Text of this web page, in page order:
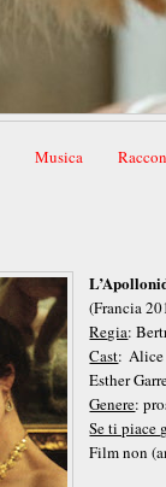
Musica
(Francia
Regia:
Cast: Alice
Esther
Genere:
Se ti piace
Film non